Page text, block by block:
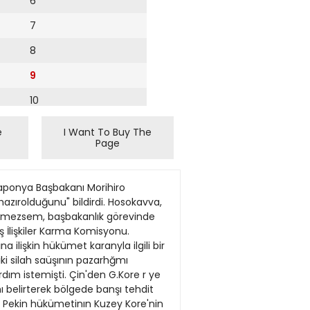
7
8
9
10
14
16
17
18
I Want To Buy The
Page
lığı görevini yüriitmüş olan emekli general Lamine Ze- roual'ı ataması bekleniyor. Gözlemciler, hükümet tara- fındah düzenlenen 'uzlaşma konferansı'nm tam bir fıyas- koyla sonuçlandığı görüşünü sa\ıınuyorlar. 'tslarocı militan- larla uzlaşma' hedefınin. İslami Selamet Cephesi'nın konferan- sa katılmaması nedeniyle suya düştüğü belirtiliyor. Charles'ın suikastçısı ifade verdi: Eylemi, Kamboçyah mültecileriçin yaptım ÖnceldgunkusaJdıngınşıımmnmoralınıbozmasınafırsatver meyen Prens Charles, programmı degışürmedı. Dış Haberler Senisi - Ingiltere veliaht prensı Charles'a Avustralya ziyareti sıra- sında önceki gün kurusıkı doldurulmuş bir silahla ateş eden 23 yaşındaki üniversüe öğrencisınin amacının. ülkedeki Kamboç- yah sığınmacılann durumuna dikkat çek- mek olduğu öğrenildi. Kore kökenli saldırgan David Kang'ın. daha önce de Avustralya'da sığınmacı sta- tüsü elde etmek için 4 yıldır bekleyen Kam- boçyalılann durumuna dikkat çekmek amacıyla aralannda Prens Charles'ın da bulunduğu 500 dünya liderine mektup yol- ladığı bildinldi. Kang'ın, yaklaşık 300 sı- ğınmacının teknelerle Kamboçya'dan kaçtıktan sonra Avustralya'daki mülteci kamplannda dikenli teller arkasmda ve kö- tü koşullar altında yaşamak zorunda kal- dıklannı anlatan mektubunu. İngiltere Kraliçesi Elizabeth, ABD Başkanı Bül Clinton ve Papa'ya da yolladığı belirtildi. 12 günlük bir ziyaret amacıyla ülkede bulunan Prens Charles'a, Ingilizlerin Avustralya'ya gelışlerinın yıldönümü dola- yısıyla 20 bin kişi önünde yapacağı bir konuşma öncesinde saldıran Kang'ın, dün d h" Sydnev'de mahkcme önüne çıkanldığı bil- - ^ ^ ra l i k k ] d ^ b i ra lomatikkoruma bir şahsa saiüin gırişimiyle birlikte 6 a>n suç- tan yargılanacağı öğrenilen Kang'ın kefa- letle serbest bırakılma istemi de reddedildi. Avukatı. müvekkilinin prensi öldürmek gibi bir niyetinin bulunmadığını söyleyerek yalnızca 4 yıldır son derece kötü koşullar altında yaşayan Kamboçyalılann duru- muna dikkat çekmek amacıyla